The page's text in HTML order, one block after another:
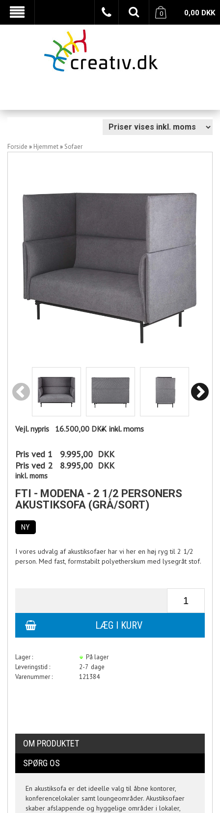
0,00 DKK
0
Forside » Hjemmet» Sofaer
Vejl. nypris 16.500,00 DKK inkl. moms
Pris ved 1 9.995,00 DKK
Pris ved 2
8.995,00 DKK
inkl. moms
FTI - MODENA - 2 1/2 PERSONERS
AKUSTIKSOFA (GRÅ/SORT)
NY
I vores udvalg af akustiksofaer har vi her en høj ryg til 2 1/2
person. Med fast, formstabilt polyetherskum med lysegråt stof.
Lager :
På lager
Leveringstid :
2-7 dage
Varenummer :
121384
OM PRODUKTET
SPØRG OS
En akustiksofa er det ideelle valg til åbne kontorer,
konferencelokaler samt loungeområder. Akustiksofaer
skaber afslappende og hyggelige områder i lokaler,